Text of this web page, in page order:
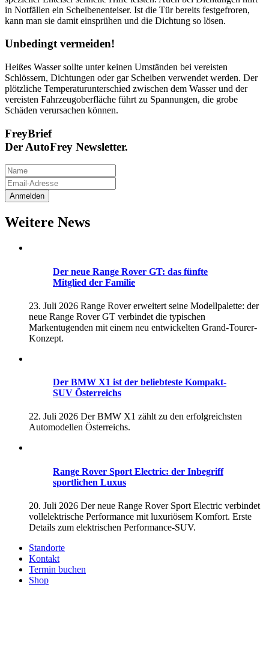
in Notfällen ein Scheibenenteiser. Ist die Tür bereits festgefroren,
kann man sie damit einsprühen und die Dichtung so lösen.
Unbedingt vermeiden!
Heißes Wasser sollte unter keinen Umständen bei vereisten
Schlössern, Dichtungen oder gar Scheiben verwendet werden. Der
plötzliche Temperaturunterschied zwischen dem Wasser und der
vereisten Fahrzeugoberfläche führt zu Spannungen, die grobe
Schäden verursachen können.
FreyBrief
Der AutoFrey Newsletter.
Weitere News
Der neue Range Rover GT: das fünfte
Mitglied der Familie
23. Juli 2026 Range Rover erweitert seine Modellpalette: der
neue Range Rover GT verbindet die typischen
Markentugenden mit einem neu entwickelten Grand-Tourer-
Konzept.
Der BMW X1 ist der beliebteste Kompakt-
SUV Österreichs
22. Juli 2026 Der BMW X1 zählt zu den erfolgreichsten
Automodellen Österreichs.
Range Rover Sport Electric: der Inbegriff
sportlichen Luxus
20. Juli 2026 Der neue Range Rover Sport Electric verbindet
vollelektrische Performance mit luxuriösem Komfort. Erste
Details zum elektrischen Performance-SUV.
Standorte
Kontakt
Termin buchen
Shop